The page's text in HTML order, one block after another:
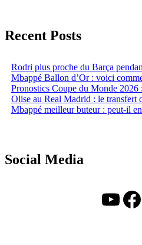
Recent Posts
Rodri plus proche du Barça
Mbappé Ballon d’Or : voici
Pronostics Coupe du Monde
Olise au Real Madrid : le transfert
Mbappé meilleur buteur : peut-il
Social Media